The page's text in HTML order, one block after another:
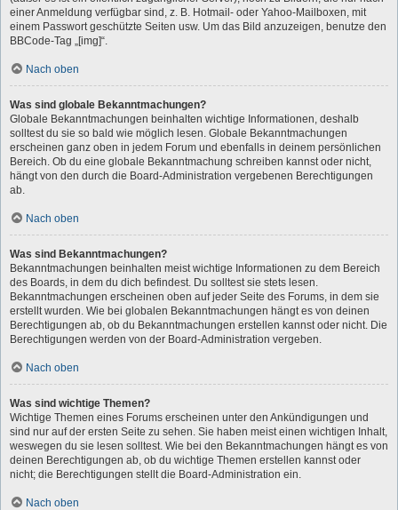
einer Anmeldung verfügbar sind, z. B. Hotmail- oder Yahoo-Mailboxen, mit
einem Passwort geschützte Seiten usw. Um das Bild anzuzeigen, benutze den
BBCode-Tag „[img]“.
Nach oben
Was sind globale Bekanntmachungen?
Globale Bekanntmachungen beinhalten wichtige Informationen, deshalb
solltest du sie so bald wie möglich lesen. Globale Bekanntmachungen
erscheinen ganz oben in jedem Forum und ebenfalls in deinem persönlichen
Bereich. Ob du eine globale Bekanntmachung schreiben kannst oder nicht,
hängt von den durch die Board-Administration vergebenen Berechtigungen
ab.
Nach oben
Was sind Bekanntmachungen?
Bekanntmachungen beinhalten meist wichtige Informationen zu dem Bereich
des Boards, in dem du dich befindest. Du solltest sie stets lesen.
Bekanntmachungen erscheinen oben auf jeder Seite des Forums, in dem sie
erstellt wurden. Wie bei globalen Bekanntmachungen hängt es von deinen
Berechtigungen ab, ob du Bekanntmachungen erstellen kannst oder nicht. Die
Berechtigungen werden von der Board-Administration vergeben.
Nach oben
Was sind wichtige Themen?
Wichtige Themen eines Forums erscheinen unter den Ankündigungen und
sind nur auf der ersten Seite zu sehen. Sie haben meist einen wichtigen Inhalt,
weswegen du sie lesen solltest. Wie bei den Bekanntmachungen hängt es von
deinen Berechtigungen ab, ob du wichtige Themen erstellen kannst oder
nicht; die Berechtigungen stellt die Board-Administration ein.
Nach oben